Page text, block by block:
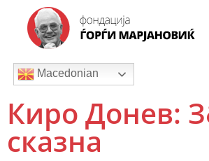
Macedonian
Киро Донев:
сказна